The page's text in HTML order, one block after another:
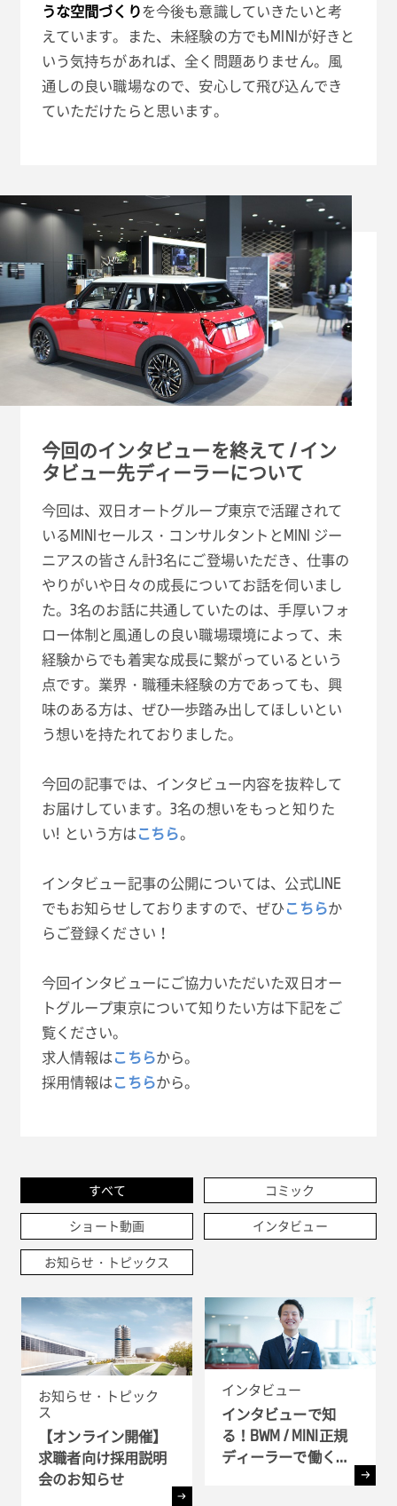
うな空間づくりを今後も意識していきたいと考
えています。また、未経験の方でもMINIが好きと
いう気持ちがあれば、全く問題ありません。風
通しの良い職場なので、安心して飛び込んでき
ていただけたらと思います。
今回のインタビューを終えて / イン
タビュー先ディーラーについて
今回は、双日オートグループ東京で活躍されて
いるMINIセールス・コンサルタントとMINI ジー
ニアスの皆さん計3名にご登場いただき、仕事の
やりがいや日々の成長についてお話を伺いまし
た。3名のお話に共通していたのは、手厚いフォ
ロー体制と風通しの良い職場環境によって、未
経験からでも着実な成長に繋がっているという
点です。業界・職種未経験の方であっても、興
味のある方は、ぜひ一歩踏み出してほしいとい
う想いを持たれておりました。
今回の記事では、インタビュー内容を抜粋して
お届けしています。3名の想いをもっと知りた
い! という方はこちら。
インタビュー記事の公開については、公式LINE
でもお知らせしておりますので、ぜひこちらか
らご登録ください！
今回インタビューにご協力いただいた双日オー
トグループ東京について知りたい方は下記をご
覧ください。
求人情報はこちらから。
採用情報はこちらから。
すべて コミック
ショート動画 インタビュー
お知らせ・トピックス
お知らせ・トピック
ス
【オンライン開催】
求職者向け採用説明
会のお知らせ
インタビュー
インタビューで知
る！BWM / MINI正規
ディーラーで働く理